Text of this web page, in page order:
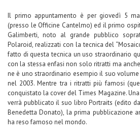
Il primo appuntamento è per giovedì 5
(presso le Officine Cantelmo) ed il primo
Galimberti, noto al grande pubblico
Polaroid, realizzati con la tecnica del
fatto di questa tecnica un uso straordinario
con la stessa enfasi non solo ritratti ma
ne è uno straordinario esempio il suo volume
nel 2003. Mentre tra i ritratti più famosi
conquistato la cover del Times Magazine.
verrà pubblicato il suo libro Portraits (edito
Benedetta Donato), la prima pubblicazione
ha reso famoso nel mondo.